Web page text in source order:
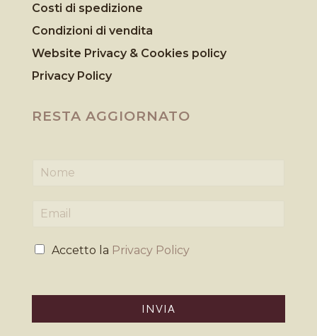
Costi di spedizione
Condizioni di vendita
Website Privacy & Cookies policy
Privacy Policy
RESTA AGGIORNATO
m
iP
Accetto la Privacy Policy
INVIA